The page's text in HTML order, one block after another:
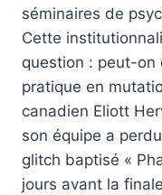
séminaires de
Cette
question : peut-on
pratique en
canadien Eliott
son équipe a
glitch baptisé «
jours avant la